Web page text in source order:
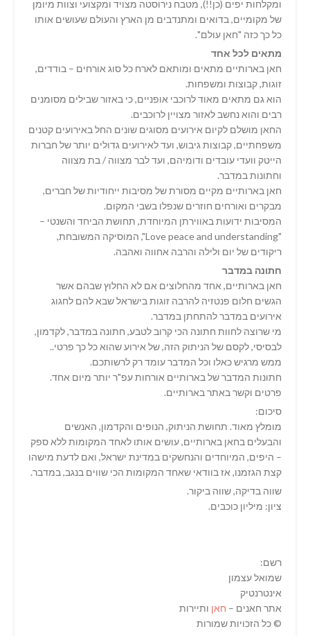
ומקלחות יפים (כן!!), מטבח נירוסטה מצויד ומקצועי וצוות מיומן
של מקומיים, בדואים ומתנדבים מן הארץ והעולם שעושים אותו
כל כך כזה "חאן עולם".
מתאים לכל אחד
חאן בארותיים מתאים ומותאם לארח כל סוג אורחים – בודדים,
זוגות, קבוצות ומשפחות.
הוא גם מתאים מאוד לרוכבי אופניים, כי באזור שבילים מסומנים
רבים והוא נחשב לאזור מצויין לרוכבים.
החאן מושלם לקיום אירועים מסוגים שונים החל באירועים קטנים
משפחתיים, קבוצות גיבוש, ועד לאירועים גדולים יותר של חברות
הייטק וועדי עובדים ודומיהם, ועד לבר מצווה / בת מצווה
וחתונות במדבר.
חאן בארותיים מקיים מסורת של מסיבות ייחודיות של חברים,
מבקרים ואורחים חוזרים שנפלו בשבי המקום.
המסיבות ידועות באווירתן המיוחדת, תחושת הביחד והשנטי –
"Love peace and understanding", המוסיקה המשובחת,
ריקודים של יום ולילה והרבה אחווה ואהבה.
חתונה במדבר
חאן בארותיים, אחד מהחלוצים אם לא החלוץ שבהם אשר
הגשים חלום פנטזיה להרבה זוגות בישראל שבא להם לחגוג
אירועים במדבר להתחתן במדבר.
מי שרוצה לחוות חתונה הכי קרוב לטבע, חתונה במדבר, לקדמון,
לבסיסי, לקסם של הניתוק הזה, של אירוע שהוא כל כך פרטי..
ממש מרגיש כאלו וכל המדבר עומד רק לרשותכם.
חתונות המדבר של בארותיים אורחות עפ"ר יותר מיום אחד.
פרטים וקשר באתר בארותיים.
סיכום:
מומלץ מאוד. תחושת הניתוק, הנופים והקדמון, האנשים
והבעלים בחאן בארותיים, עושים אותו לאחד המקומות ללא ספק
– היפים, המיוחדים והנחשקים במדינת ישראל, ואם לדעת מישהו
קצת הגזמנו, אז בוודאי שאחד המקומות הכי שווים בנגב, במדבר.
שווה בדיקה, שווה ביקור.
ציון: מיליון כוכבים.
רשם:
שמואל עצמון
אינטרנטיק
אתר חאנים – חאן ותיירות
© כל הזכויות שמורות